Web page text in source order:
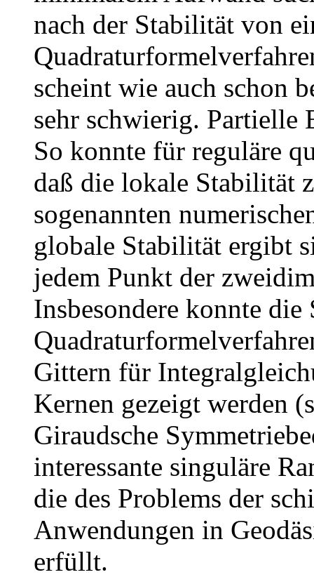
nach der Stabilität von
scheint wie auch schon
sehr schwierig. Partielle
So konnte für reguläre
daß die lokale Stabilität
sogenannten
globale Stabilität ergibt
jedem Punkt der
Insbesondere konnte
Gittern für
Kernen gezeigt werden
Giraudsche
interessante singuläre
die des Problems der
Anwendungen in
erfüllt.